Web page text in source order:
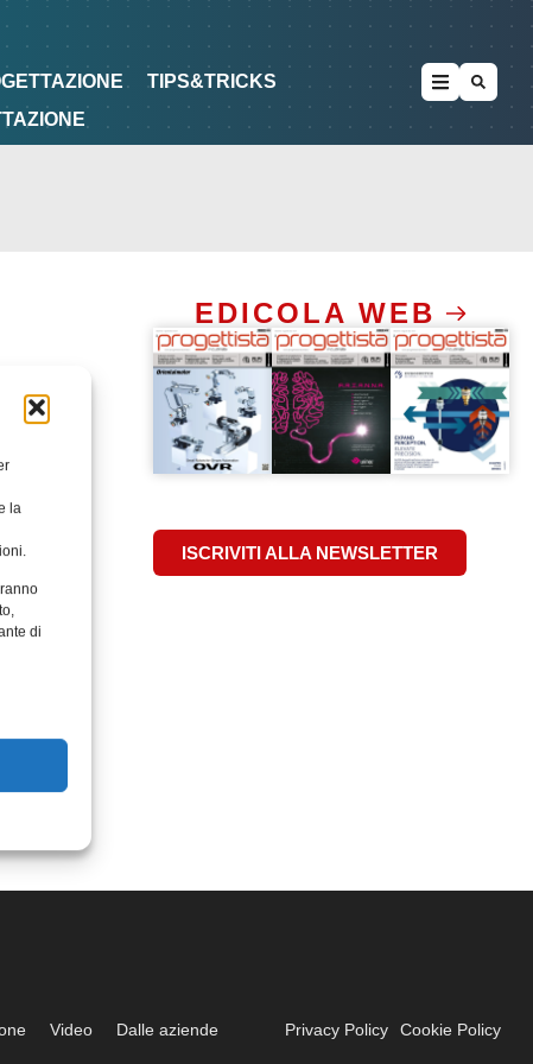
la
di
METODOLOGIE DI PROGETTAZIONE
TIPS&TRICKS
EDICOLA WEB
ISCRIVITI ALLA NEWSLETTER
Video Dalle aziende Privacy Policy Cookie Policy